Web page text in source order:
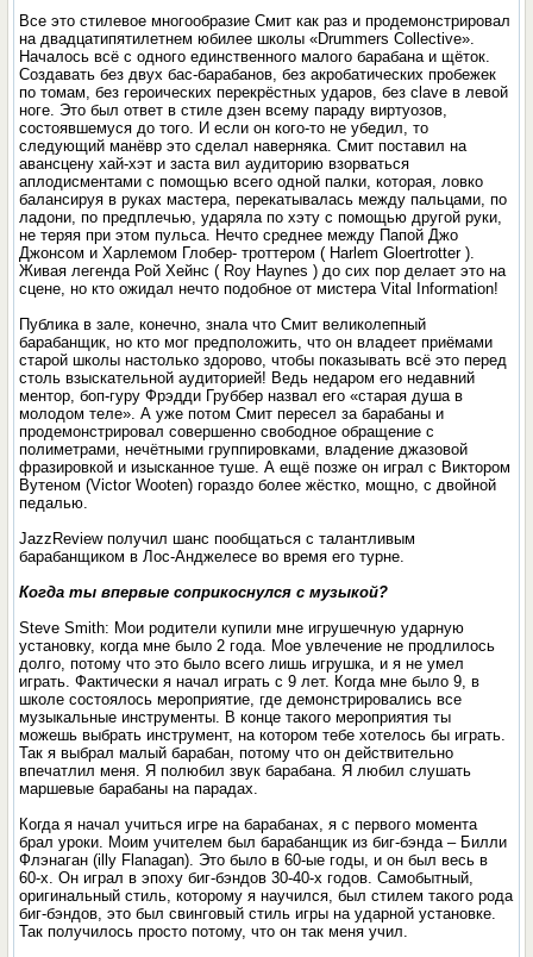
Все это стилевое многообразие Смит как раз и продемонстрировал
на двадцатипятилетнем юбилее школы «Drummers Collective».
Началось всё с одного единственного малого бара­бана и щёток.
Создавать без двух бас-барабанов, без акробатических пробежек
по томам, без ге­роических перекрёстных ударов, без clave в левой
ноге. Это был ответ в стиле дзен всему параду виртуозов,
состоявшемуся до того. И если он кого-то не убедил, то
следующий манёвр это сделал наверняка. Смит поставил на
авансцену хай-хэт и заста­ вил аудиторию взорваться
аплодисментами с помощью всего одной палки, которая, ловко
балансируя в руках мастера, пере­катывалась между пальцами, по
ладони, по предплечью, ударя­ла по хэту с помощью другой руки,
не теряя при этом пульса. Нечто среднее между Папой Джо
Джонсом и Харлемом Глобер- троттером ( Harlem Gloertrotter ).
Живая легенда Рой Хейнс ( Roy Haynes ) до сих пор делает это на
сцене, но кто ожидал нечто подобное от мистера Vital Information!
Публика в зале, конечно, знала что Смит великолепный
барабанщик, но кто мог предположить, что он владеет приёмами
старой школы настолько здорово, чтобы показывать всё это перед
столь взыскательной аудиторией! Ведь недаром его недавний
ментор, боп-гуру Фрэдди Груббер назвал его «старая душа в
молодом теле». А уже потом Смит пересел за барабаны и
продемонстрировал совершенно свободное обращение с
полиметрами, нечётными группировками, владение джазовой
фразировкой и изысканное туше. А ещё позже он играл с Виктором
Вутеном (Victor Wooten) гораздо более жёстко, мощно, с двойной
педалью.
JazzReview получил шанс пообщаться с талантливым
барабанщиком в Лос-Анджелесе во время его турне.
Когда ты впервые соприкоснулся с музыкой?
Steve Smith: Мои родители купили мне игрушечную ударную
установку, когда мне было 2 года. Мое увлечение не продлилось
долго, потому что это было всего лишь игрушка, и я не умел
играть. Фактически я начал играть с 9 лет. Когда мне было 9, в
школе состоялось мероприятие, где демонстрировались все
музыкальные инструменты. В конце такого мероприятия ты
можешь выбрать инструмент, на котором тебе хотелось бы играть.
Так я выбрал малый барабан, потому что он действительно
впечатлил меня. Я полюбил звук барабана. Я любил слушать
маршевые барабаны на парадах.
Когда я начал учиться игре на барабанах, я с первого момента
брал уроки. Моим учителем был барабанщик из биг-бэнда – Билли
Флэнаган (illy Flanagan). Это было в 60-ые годы, и он был весь в
60-х. Он играл в эпоху биг-бэндов 30-40-х годов. Самобытный,
оригинальный стиль, которому я научился, был стилем такого рода
биг-бэндов, это был свинговый стиль игры на ударной установке.
Так получилось просто потому, что он так меня учил.